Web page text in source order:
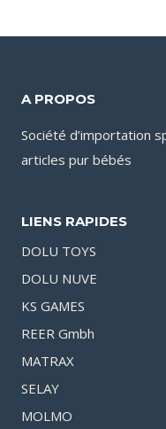
A PROPOS
Société d’importation
articles pur bébés
LIENS RAPIDES
DOLU TOYS
DOLU NUVE
KS GAMES
REER Gmbh
MATRAX
SELAY
MOLMO